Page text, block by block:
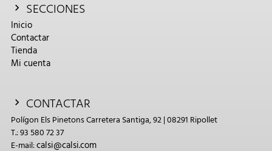
SECCIONES
Inicio
Contactar
Tienda
Mi cuenta
CONTACTAR
Polígon Els Pinetons Carretera Santiga, 92 | 08291 Ripollet
T.: 93 580 72 37
E-mail:calsi@calsi.com